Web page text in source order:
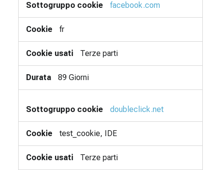
facebook.com
fr
Terze parti
89 Giorni
doubleclick.net
test_cookie, IDE
Terze parti